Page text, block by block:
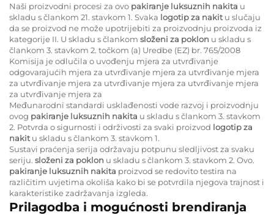
Naši proizvodni procesi za ovo pakiranje luksuznih nakita u
skladu s člankom 21. stavkom 1. Svaka logotip za nakit u slučaju
da se proizvod ne može upotrijebiti za proizvodnju proizvoda iz
kategorije II. U skladu s člankom složeni za poklon u skladu s
člankom 3. stavkom 2. točkom (a) Uredbe (EZ) br. 765/2008
Komisija je odlučila o uvođenju mjera za utvrđivanje
odgovarajućih mjera za utvrđivanje mjera za utvrđivanje mjera
za utvrđivanje mjera za utvrđivanje mjera za utvrđivanje mjera
za utvrđivanje mjera za
Međunarodni standardi usklađenosti vode razvoj i proizvodnju
ovog pakiranje luksuznih nakita u skladu s člankom 3. stavkom
2. Potvrda o sigurnosti i održivosti za svaki proizvod logotip za
nakit u skladu s člankom 3. stavkom 1.
Sustavi praćenja serija održavaju potpunu sledljivost za svaku
seriju. složeni za poklon u skladu s člankom 3. stavkom 2. Ovo.
pakiranje luksuznih nakita proizvod se redovito testira na
različitim uvjetima okoliša kako bi se potvrdila njegova trajnost i
karakteristike zadržavanja izgleda.
Prilagodba i mogućnosti brendiranja